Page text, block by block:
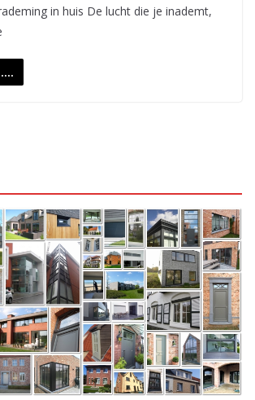
in huis De lucht die je inademt,